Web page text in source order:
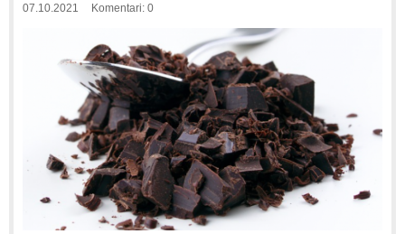
07.10.2021 Komentari: 0